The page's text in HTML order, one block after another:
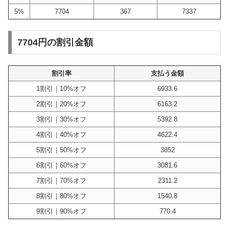
5%
7704 367 7337
7704円の割引金額
割引率
支払う金額
1割引｜10%オフ
6933.6
2割引｜20%オフ
6163.2
3割引｜30%オフ
5392.8
4割引｜40%オフ
4622.4
5割引｜50%オフ
3852
6割引｜60%オフ
3081.6
7割引｜70%オフ
2311.2
8割引｜80%オフ
1540.8
9割引｜90%オフ
770.4